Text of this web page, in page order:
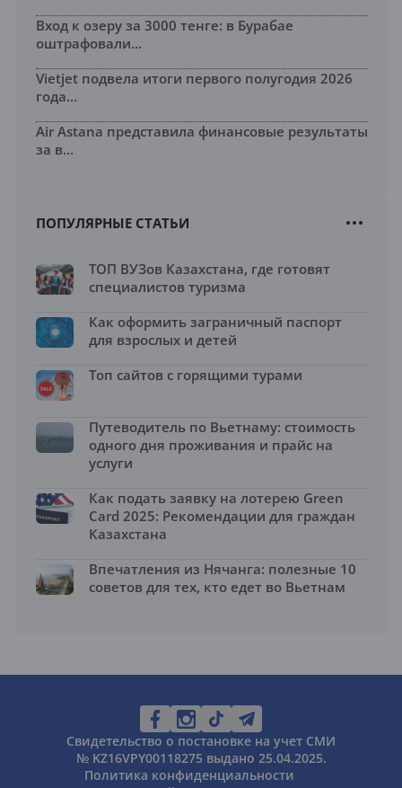
Вход к озеру за 3000 тенге: в Бурабае
оштрафовали...
Vietjet подвела итоги первого полугодия 2026
года...
Air Astana представила финансовые результаты
за в...
ПОПУЛЯРНЫЕ СТАТЬИ
ТОП ВУЗов Казахстана, где готовят
специалистов туризма
Как оформить заграничный паспорт
для взрослых и детей
Топ сайтов с горящими турами
Путеводитель по Вьетнаму: стоимость
одного дня проживания и прайс на
услуги
Как подать заявку на лотерею Green
Card 2025: Рекомендации для граждан
Казахстана
Впечатления из Нячанга: полезные 10
советов для тех, кто едет во Вьетнам
Свидетельство о постановке на учет СМИ
№ KZ16VPY00118275 выдано 25.04.2025.
Политика конфиденциальности